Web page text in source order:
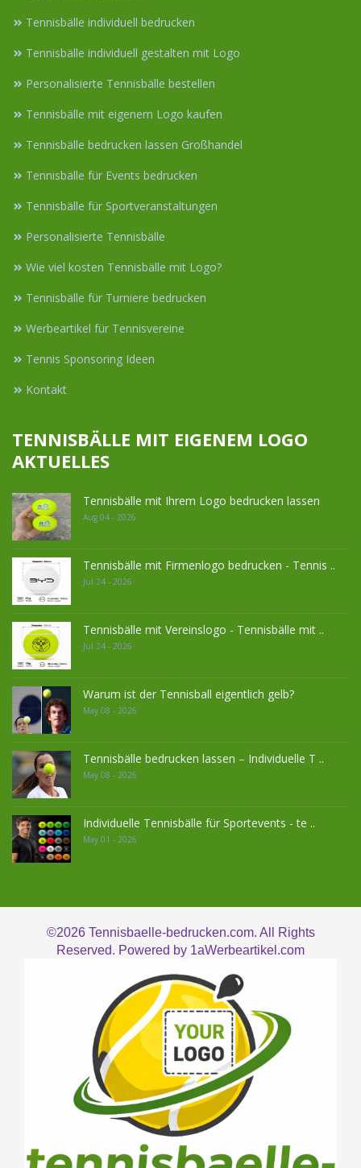
Tennisbälle individuell bedrucken
Tennisbälle individuell gestalten mit Logo
Personalisierte Tennisbälle bestellen
Tennisbälle mit eigenem Logo kaufen
Tennisbälle bedrucken lassen Großhandel
Tennisbälle für Events bedrucken
Tennisbälle für Sportveranstaltungen
Personalisierte Tennisbälle
Wie viel kosten Tennisbälle mit Logo?
Tennisbälle für Turniere bedrucken
Werbeartikel für Tennisvereine
Tennis Sponsoring Ideen
Kontakt
TENNISBÄLLE MIT EIGENEM LOGO
AKTUELLES
Tennisbälle mit Ihrem Logo bedrucken lassen
Aug 04 - 2026
Tennisbälle mit Firmenlogo bedrucken - Tennis ..
Jul 24 - 2026
Tennisbälle mit Vereinslogo - Tennisbälle mit ..
Jul 24 - 2026
Warum ist der Tennisball eigentlich gelb?
May 08 - 2026
Tennisbälle bedrucken lassen – Individuelle T ..
May 08 - 2026
Individuelle Tennisbälle für Sportevents - te ..
May 01 - 2026
©2026 Tennisbaelle-bedrucken.com. All Rights
Reserved. Powered by 1aWerbeartikel.com